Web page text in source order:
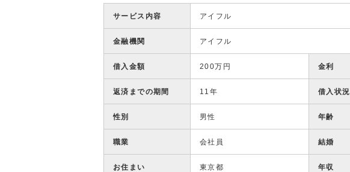
サービス内容 アイフル
金融機関 アイフル
借入金額 200万円 金利
返済までの期間 11年 借入状況
性別 男性 年齢
職業 会社員 結婚
お住まい 東京都 年収